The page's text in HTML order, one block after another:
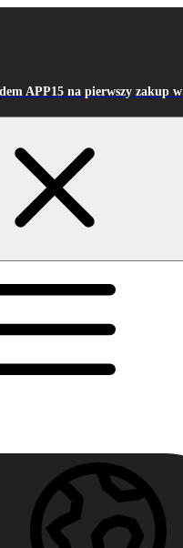
APP15 na pierwszy zakup w